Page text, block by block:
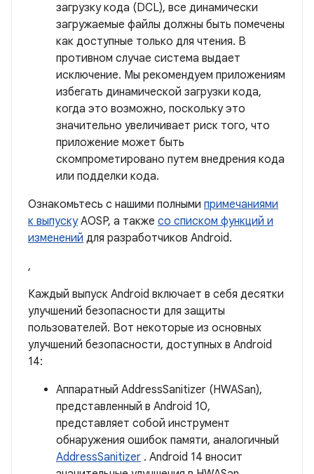
загрузку кода (DCL), все динамически
загружаемые файлы должны быть помечены
как доступные только для чтения. В
противном случае система выдает
исключение. Мы рекомендуем приложениям
избегать динамической загрузки кода,
когда это возможно, поскольку это
значительно увеличивает риск того, что
приложение может быть
скомпрометировано путем внедрения кода
или подделки кода.
Ознакомьтесь с нашими полными примечаниями
к выпускуAOSP, а также со списком функций и
изменений для разработчиков Android.
,
Каждый выпуск Android включает в себя десятки
улучшений безопасности для защиты
пользователей. Вот некоторые из основных
улучшений безопасности, доступных в Android
14:
Аппаратный AddressSanitizer (HWASan),
представленный в Android 10,
представляет собой инструмент
обнаружения ошибок памяти, аналогичный
AddressSanitizer . Android 14 вносит